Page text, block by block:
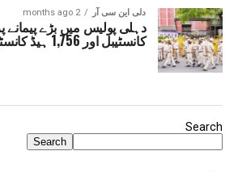
دلی این سی آر 2 months ago
کانسٹیبل اور 1,756 ہیڈ کانسٹیبلوں کاہوا تبادلہ
Search
Search